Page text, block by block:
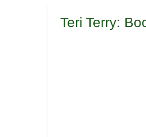
Teri Terry: